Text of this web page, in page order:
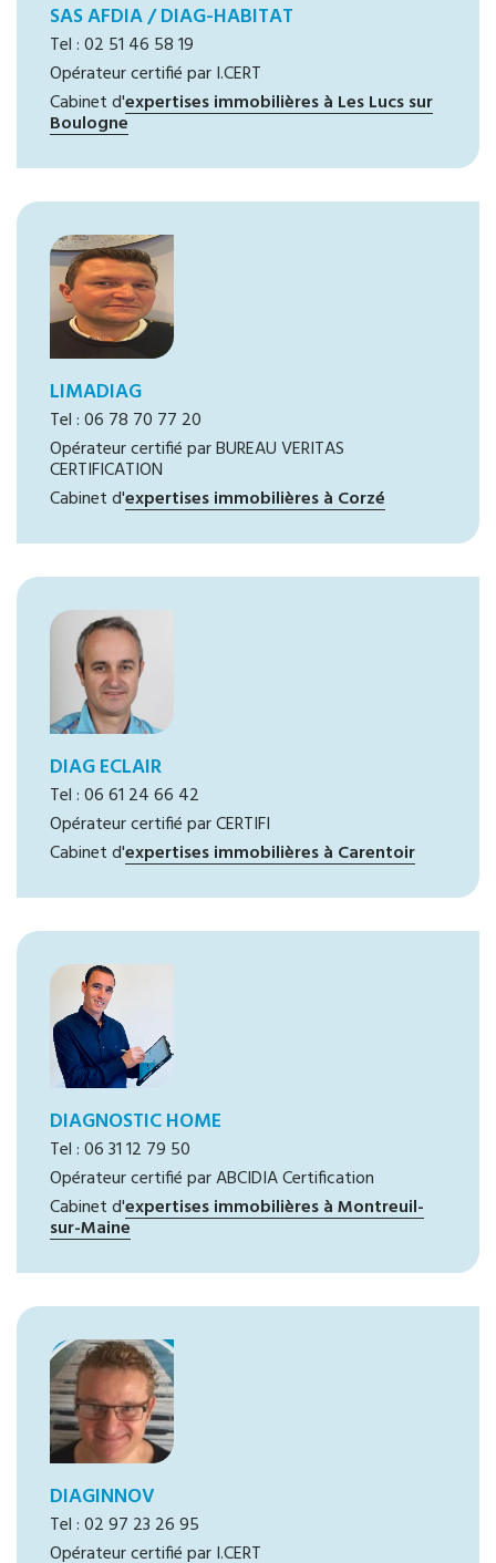
SAS AFDIA / DIAG-HABITAT
Tel : 02 51 46 58 19
Opérateur certifié par I.CERT
Cabinet d'expertises immobilières à Les Lucs sur
Boulogne
LIMADIAG
Tel : 06 78 70 77 20
Opérateur certifié par BUREAU VERITAS
CERTIFICATION
Cabinet d'expertises immobilières à Corzé
DIAG ECLAIR
Tel : 06 61 24 66 42
Opérateur certifié par CERTIFI
Cabinet d'expertises immobilières à Carentoir
DIAGNOSTIC HOME
Tel : 06 31 12 79 50
Opérateur certifié par ABCIDIA Certification
Cabinet d'expertises immobilières à Montreuil-
sur-Maine
DIAGINNOV
Tel : 02 97 23 26 95
Opérateur certifié par I.CERT